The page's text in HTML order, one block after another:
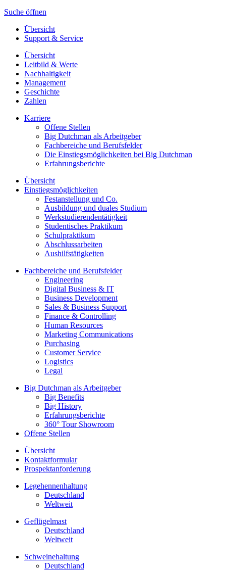
Suche öffnen
Übersicht
Support & Service
Übersicht
Leitbild & Werte
Nachhaltigkeit
Management
Geschichte
Zahlen
Karriere
Offene Stellen
Big Dutchman als Arbeitgeber
Fachbereiche und Berufsfelder
Die Einstiegsmöglichkeiten bei Big Dutchman
Erfahrungsberichte
Übersicht
Einstiegsmöglichkeiten
Festanstellung und Co.
Ausbildung und duales Studium
Werkstudierendentätigkeit
Studentisches Praktikum
Schulpraktikum
Abschlussarbeiten
Aushilfstätigkeiten
Fachbereiche und Berufsfelder
Engineering
Digital Business & IT
Business Development
Sales & Business Support
Finance & Controlling
Human Resources
Marketing Communications
Purchasing
Customer Service
Logistics
Legal
Big Dutchman als Arbeitgeber
Big Benefits
Big History
Erfahrungsberichte
360° Tour Showroom
Offene Stellen
Übersicht
Kontaktformular
Prospektanforderung
Legehennenhaltung
Deutschland
Weltweit
Geflügelmast
Deutschland
Weltweit
Schweinehaltung
Deutschland